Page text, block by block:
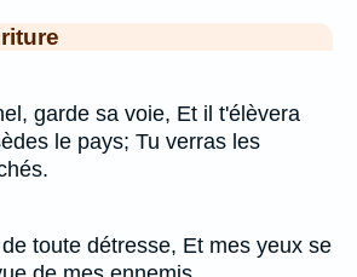
garde sa voie, Et il t'élèvera
le pays; Tu verras les
toute détresse, Et mes yeux se